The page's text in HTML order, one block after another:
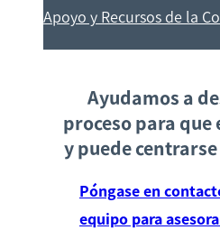
Apoyo y Recursos de la
Ayudamos a
proceso para
y puede
Póngase en
equipo para